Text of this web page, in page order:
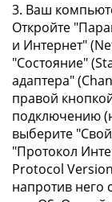
3. Ваш
Откройте
и Интернет"
"Состояние"
адаптера"
правой
подключению
выберите
"Протокол
Protocol
напротив него